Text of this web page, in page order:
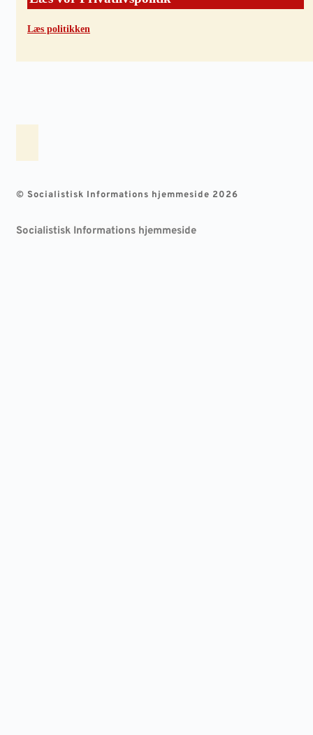
Læs politikken
© Socialistisk Informations hjemmeside 2026
Socialistisk Informations hjemmeside